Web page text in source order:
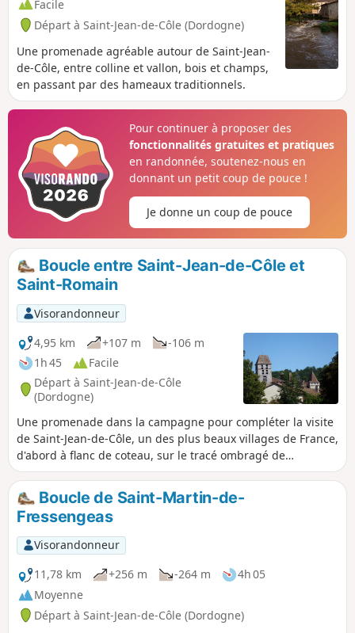
Facile
Départ à Saint-Jean-de-Côle (Dordogne)
Une promenade agréable autour de Saint-Jean-
de-Côle, entre colline et vallon, bois et champs,
en passant par des hameaux traditionnels.
Pour continuer à proposer des
fonctionnalités gratuites et pratiques
en randonnée, soutenez-nous en
donnant un petit coup de pouce !
Je donne un coup de pouce
Boucle entre Saint-Jean-de-Côle et
Saint-Romain
Visorandonneur
4,95 km
+107 m
-106 m
1h 45
Facile
Départ à Saint-Jean-de-Côle
(Dordogne)
Une promenade dans la campagne pour compléter la visite
de Saint-Jean-de-Côle, un des plus beaux villages de France,
d'abord à flanc de coteau, sur le tracé ombragé de
l'ancienne voie ferrée et puis sur la crête des collines
dominant la vallée de la Côle.
Boucle de Saint-Martin-de-
Fressengeas
Visorandonneur
11,78 km
+256 m -264 m
4h 05
Moyenne
Départ à Saint-Jean-de-Côle (Dordogne)